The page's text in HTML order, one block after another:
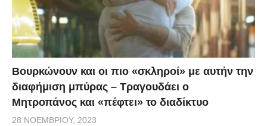
Βουρκώνουν και οι πιο «σκληροί» με αυτήν την
διαφήμιση μπύρας – Τραγουδάει ο
Μητροπάνος και «πέφτει» το διαδίκτυο
28 ΝΟΕΜΒΡΊΟΥ, 2023